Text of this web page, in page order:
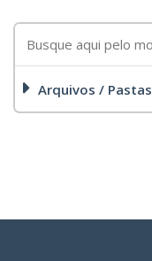
Arquivos / Pastas